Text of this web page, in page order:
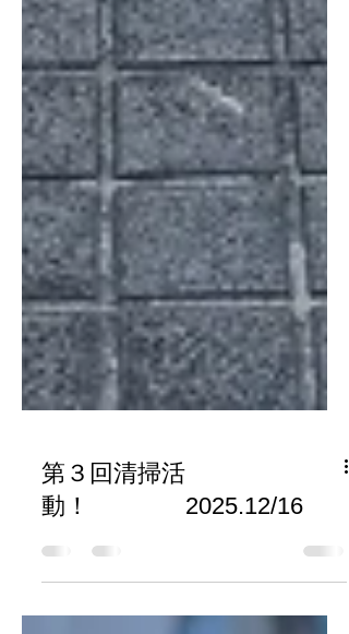
第３回清掃活
動！ 2025.12/16